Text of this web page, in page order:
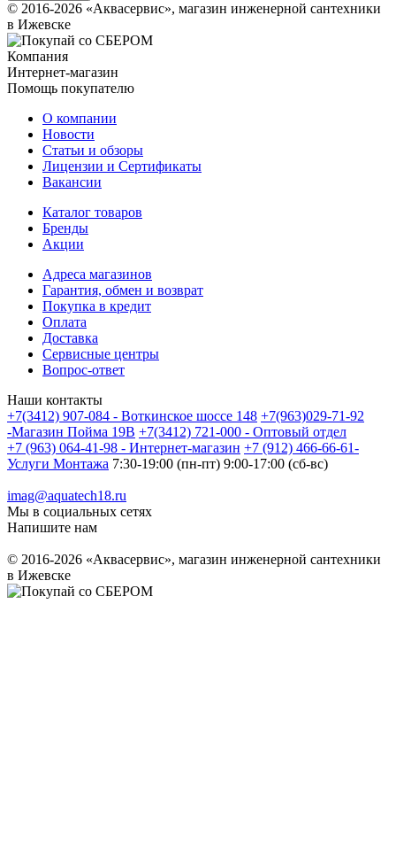
© 2016-2026 «Аквасервис», магазин инженерной сантехники
в Ижевске
Компания
Интернет-магазин
Помощь покупателю
О компании
Новости
Статьи и обзоры
Лицензии и Сертификаты
Вакансии
Каталог товаров
Бренды
Акции
Адреса магазинов
Гарантия, обмен и возврат
Покупка в кредит
Оплата
Доставка
Сервисные центры
Вопрос-ответ
Наши контакты
+7(3412) 907-084 - Воткинское шоссе 148 +7(963)029-71-92
-Магазин Пойма 19В +7(3412) 721-000 - Оптовый отдел
+7 (963) 064-41-98 - Интернет-магазин +7 (912) 466-66-61-
Услуги Монтажа 7:30-19:00 (пн-пт) 9:00-17:00 (сб-вс)
imag@aquatech18.ru
Мы в социальных сетях
Напишите нам
© 2016-2026 «Аквасервис», магазин инженерной сантехники
в Ижевске